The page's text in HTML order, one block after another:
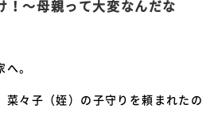
！～母親って大変なんだな
。
菜々子（姪）の子守りを頼まれたの